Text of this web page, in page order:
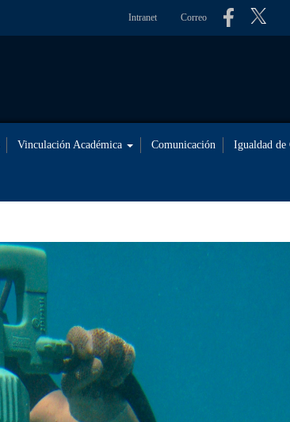
Intranet Correo
Vinculación Académica Comunicación Igualdad de